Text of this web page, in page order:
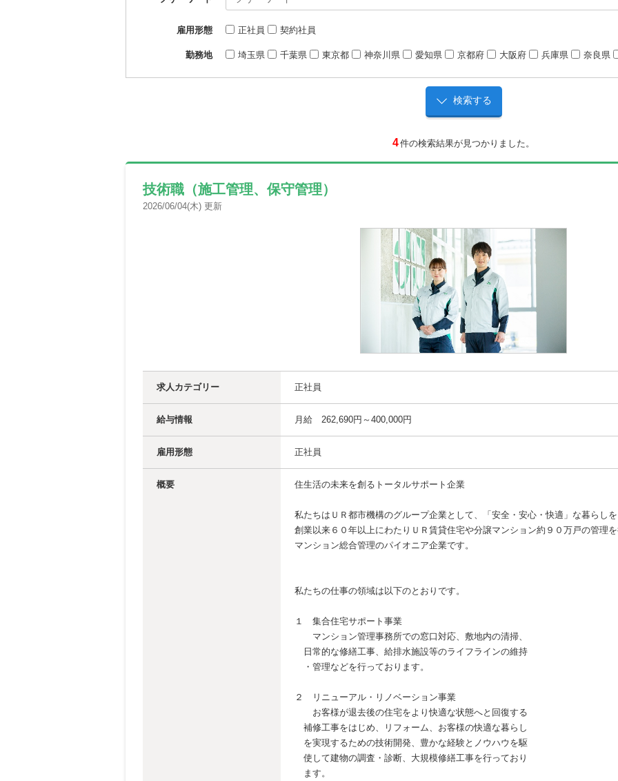
雇用形態 正社員 契約社員
勤務地 埼玉県 千葉県 東京都 神奈川県 愛知県 京都府 大阪府 兵庫県 奈良県
4件の検索結果が見つかりました。
技術職（施工管理、保守管理）
2026/06/04(木) 更新
求人カテゴリー 正社員
給与情報 月給 262,690円～400,000円
雇用形態 正社員
概要 住生活の未来を創るトータルサポート企業
私たちはＵＲ都市機構のグループ企業として、「安全・安心・快適」な暮らし
創業以来６０年以上にわたりＵＲ賃貸住宅や分譲マンション約９０万戸の管理
マンション総合管理のパイオニア企業です。
私たちの仕事の領域は以下のとおりです。
１ 集合住宅サポート事業
マンション管理事務所での窓口対応、敷地内の清掃、
日常的な修繕工事、給排水施設等のライフラインの維持
・管理などを行っております。
２ リニューアル・リノベーション事業
お客様が退去後の住宅をより快適な状態へと回復する
補修工事をはじめ、リフォーム、お客様の快適な暮らし
を実現するための技術開発、豊かな経験とノウハウを駆
使して建物の調査・診断、大規模修繕工事を行っており
ます。